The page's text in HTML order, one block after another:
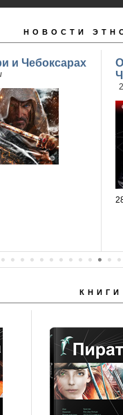
НОВОСТИ
и Чебоксарах
КНИГИ